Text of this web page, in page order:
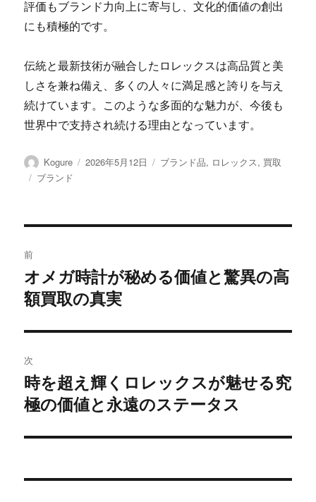
評価もブランド力向上に寄与し、文化的価値の創出
にも積極的です。
伝統と最新技術が融合したロレックスは高品質と美
しさを兼ね備え、多くの人々に満足感と誇りを与え
続けています。このような多面的な魅力が、今後も
世界中で支持され続ける理由となっています。
投
稿
Kogure
投
2026年5月12日
カ
ブランド品, ロレックス, 買取
タ
ブランド
稿
ナ
ビ
ゲ
ー
シ
ン
前
前
の
稿:
オメガ時計が秘める価値と驚異の高
額買取の真実
次
次
の
稿:
時を超え輝くロレックスが魅せる究
極の価値と永遠のステータス